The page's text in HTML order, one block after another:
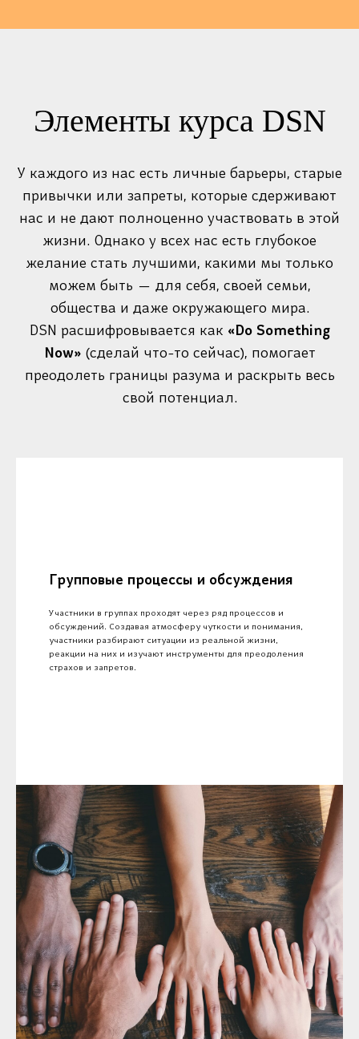
Элементы курса DSN
У каждого из нас есть личные барьеры, старые
привычки или запреты, которые сдерживают
нас и не дают полноценно участвовать в этой
жизни. Однако у всех нас есть глубокое
желание стать лучшими, какими мы только
можем быть — для себя, своей семьи,
общества и даже окружающего мира.
DSN расшифровывается как «Do Something
Now» (сделай что-то сейчас), помогает
преодолеть границы разума и раскрыть весь
свой потенциал.
Групповые процессы и обсуждения
Участники в группах проходят через ряд процессов и
обсуждений. Создавая атмосферу чуткости и понимания,
участники разбирают ситуации из реальной жизни,
реакции на них и изучают инструменты для преодоления
страхов и запретов.